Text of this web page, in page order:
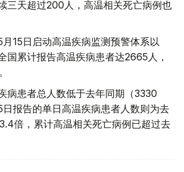
三天超过200人，高温相关死亡病例也
15日启动高温疾病监测预警体系以
国累计报告高温疾病患者达2665人，
病患者总人数低于去年同期（3330
报告的单日高温疾病患者人数则为去
倍，累计高温相关死亡病例已超过去